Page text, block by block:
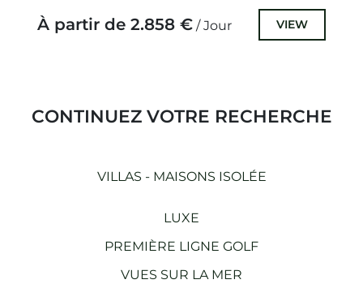
À partir de 2.858 € / Jour VIEW
CONTINUEZ VOTRE RECHERCHE
VILLAS - MAISONS ISOLÉE
LUXE
PREMIÈRE LIGNE GOLF
VUES SUR LA MER